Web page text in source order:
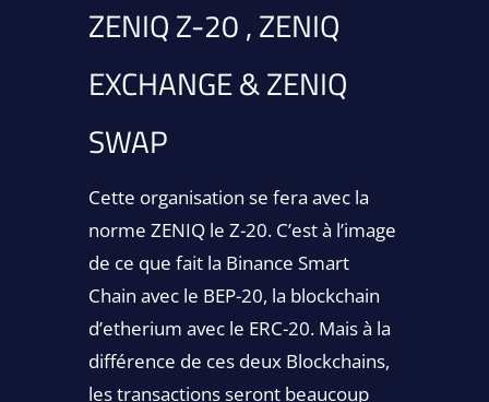
ZENIQ Z-20 , ZENIQ
EXCHANGE & ZENIQ
SWAP
Cette organisation se fera avec la
norme ZENIQ le Z-20. C’est à l’image
de ce que fait la Binance Smart
Chain avec le BEP-20, la blockchain
d’etherium avec le ERC-20. Mais à la
différence de ces deux Blockchains,
les transactions seront beaucoup